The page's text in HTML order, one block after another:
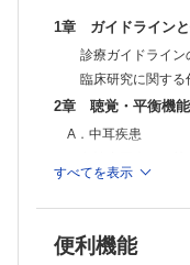
聴神経腫瘍 （大石
E．顔面神経など
Bell麻痺/Hunt症候
3章 鼻副鼻腔疾患
嗅覚障害 （近藤健
アレルギー性鼻炎
鼻副鼻腔真菌症・ア
慢性鼻副鼻腔炎 （
内視鏡下鼻副鼻腔手
1章 ガイドライン
診療ガイドライン
臨床研究に関す
2章 聴覚・平衡機
A．中耳疾患
滲出性中耳炎 （
中耳真珠腫 （小
鼓室形成術 （山
好酸球性中耳炎 （
すべてを表示
便利機能